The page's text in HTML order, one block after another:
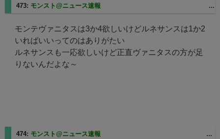
473: モンスト@ニュース速報
モンテヴァニタスは3か4欲しいけどルネサンスは1か2
いればいいってのはありがたい
ルネサンスも一応欲しいけど正直ヴァニタスの方が足
りないんだよな～
474: モンスト@ニュース速報